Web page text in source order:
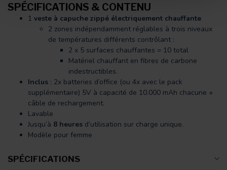
SPÉCIFICATIONS & CONTENU
1 veste à capuche zippé électriquement chauffante
2 zones indépendamment réglables à trois niveaux
de températures différents contrôlant :
2 x 5 surfaces chauffantes = 10 total
Matériel chauffant en fibres de carbone
indestructibles.
Inclus : 2x batteries d’office (ou 4x avec le pack
supplémentaire) 5V à capacité de 10.000 mAh chacune +
câble de rechargement.
Lavable
Jusqu’à 8 heures d’utilisation sur charge unique.
Modèle pour femme
SPÉCIFICATIONS